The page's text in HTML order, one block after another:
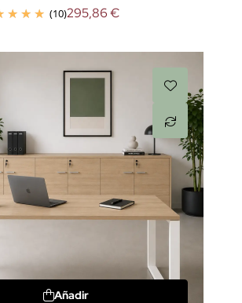
(10)295,86 €
Añadir